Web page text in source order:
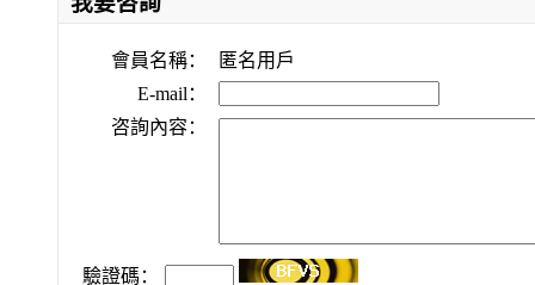
會員名稱：
匿名用戶
E-mail：
咨詢內容：
驗證碼：